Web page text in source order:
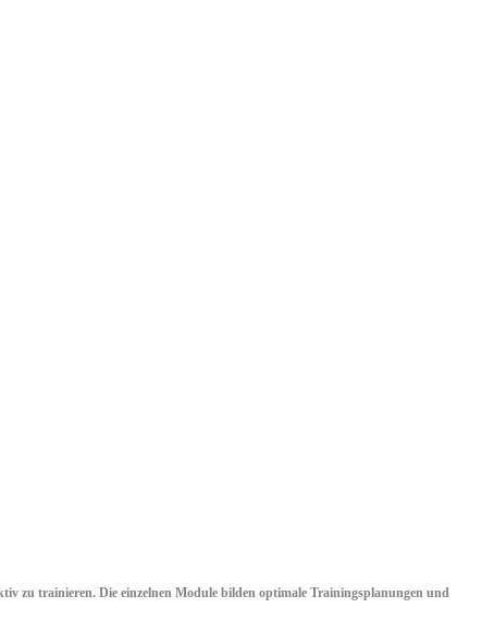
zu trainieren. Die einzelnen Module bilden optimale Trainingsplanungen und